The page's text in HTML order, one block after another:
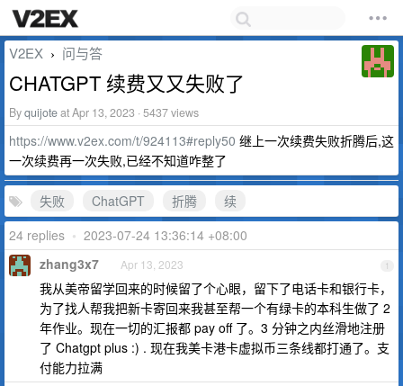
V2EX › 问与答
CHATGPT 续费又又失败了
Byquijoteat Apr 13, 2023 · 5437 views
https://www.v2ex.com/t/924113#reply50 继上一次续费失败折腾后,这
一次续费再一次失败,已经不知道咋整了
失败 ChatGPT 折腾
续
24 replies • 2023-07-24 13:36:14 +08:00
1
zhang3x7 Apr 13, 2023
我从美帝留学回来的时候留了个心眼，留下了电话卡和银行卡，
为了找人帮我把新卡寄回来我甚至帮一个有绿卡的本科生做了 2
年作业。现在一切的汇报都 pay off 了。3 分钟之内丝滑地注册
了 Chatgpt plus :) . 现在我美卡港卡虚拟币三条线都打通了。支
付能力拉满